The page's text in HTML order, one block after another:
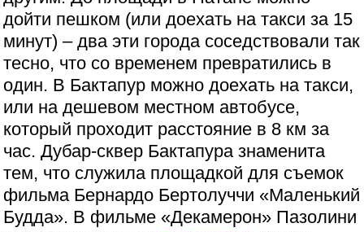
дойти пешком (или доехать на такси за 15
минут) – два эти города соседствовали так
тесно, что со временем превратились в
один. В Бактапур можно доехать на такси,
или на дешевом местном автобусе,
который проходит расстояние в 8 км за
час. Дубар-сквер Бактапура знаменита
тем, что служила площадкой для съемок
фильма Бернардо Бертолуччи «Маленький
Будда». В фильме «Декамерон» Пазолини